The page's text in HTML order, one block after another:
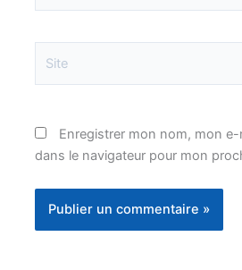
Enregistrer mon nom, mon
dans le navigateur pour mon